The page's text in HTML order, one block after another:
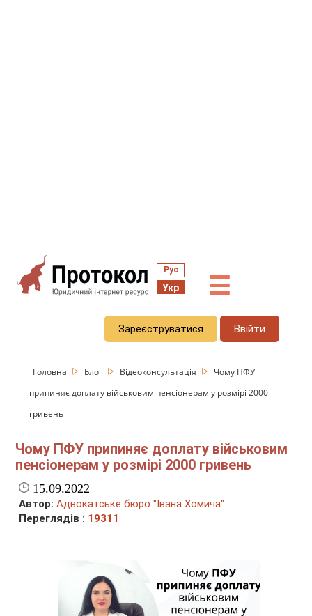
Рус
Укр ☰
Зареєструватися Ввійти
Головна Блог Відеоконсультація
Чому ПФУ
припиняє доплату військовим пенсіонерам у розмірі 2000
гривень
Чому ПФУ припиняє доплату військовим
пенсіонерам у розмірі 2000 гривень
15.09.2022
Автор: Адвокатське бюро "Івана Хомича"
Переглядів : 19311